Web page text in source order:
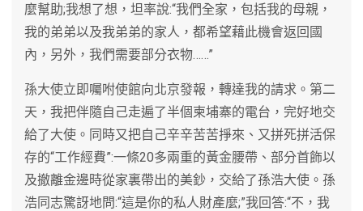
麼幫助;我想了想，坦率說:“我們全家，包括我的母親，
我的弟弟以及我弟弟的家人，都希望藉此機會返回國
內，另外，我們需要部分衣物……”
孫大使立即囑咐使館向北京發報，轉達我的請求。第二
天，我把伴隨自己走遍了半個柬埔寨的電台，完好地交
給了大使。同時又把自己辛辛苦苦掙來、又拼死拼活保
存的“工作經費”:一條20多兩重的黃金腰帶、部分首飾以
及撤離金邊時從家裏帶出的美鈔，交給了孫浩大使。孫
浩同志驚訝地問:“這是你的私人財產麼;”我回答:“不，我